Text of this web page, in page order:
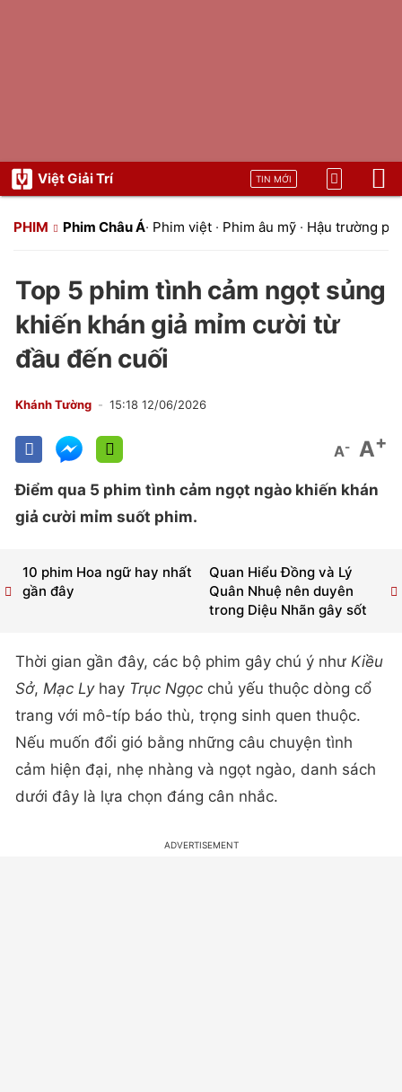
Việt Giải Trí TIN MỚI
PHIM Phim Châu Á· Phim việt · Phim âu mỹ · Hậu trường
Top 5 phim tình cảm ngọt sủng
khiến khán giả mỉm cười từ
đầu đến cuối
Khánh Tường 15:18 12/06/2026
A- A+
Điểm qua 5 phim tình cảm ngọt ngào khiến khán
giả cười mỉm suốt phim.
Quan Hiểu Đồng và Lý
Quân Nhuệ nên duyên
trong Diệu Nhãn gây sốt
10 phim Hoa ngữ hay nhất
gần đây
Thời gian gần đây, các bộ phim gây chú ý như Kiều
Sở, Mạc Lyhay Trục Ngọc chủ yếu thuộc dòng cổ
trang với mô-típ báo thù, trọng sinh quen thuộc.
Nếu muốn đổi gió bằng những câu chuyện tình
cảm hiện đại, nhẹ nhàng và ngọt ngào, danh sách
dưới đây là lựa chọn đáng cân nhắc.